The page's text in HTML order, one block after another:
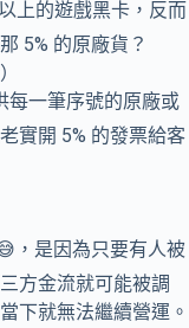
上的遊戲黑卡，反而
5% 的原廠貨？
每一筆序號的原廠或
實開 5% 的發票給客
，是因為只要有人被
方金流就可能被調
下就無法繼續營運。